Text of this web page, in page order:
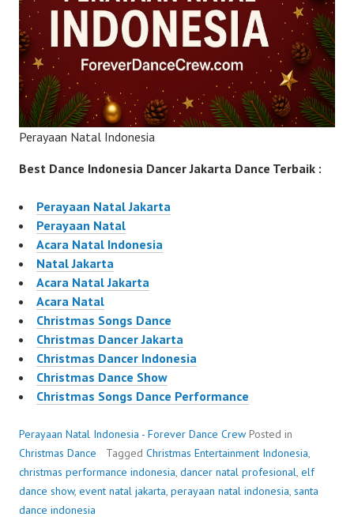
Perayaan Natal Indonesia
Best Dance Indonesia Dancer Jakarta Dance Terbaik :
Perayaan Natal Jakarta
Perayaan Natal
Acara Natal Indonesia
Natal Jakarta
Acara Natal Jakarta
Acara Natal
Christmas Songs Dance
Christmas Dancer Jakarta
Christmas Dancer Indonesia
Christmas Dance Show
Christmas Songs Dance Performance
Perayaan Natal Indonesia - Forever Dance Crew Posted in
Christmas Dance
Tagged Christmas Entertainment Indonesia,
christmas performance indonesia, dancer natal profesional, elf
dance show, event natal jakarta, perayaan natal indonesia, santa
dance indonesia